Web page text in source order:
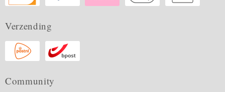
Verzending
Community